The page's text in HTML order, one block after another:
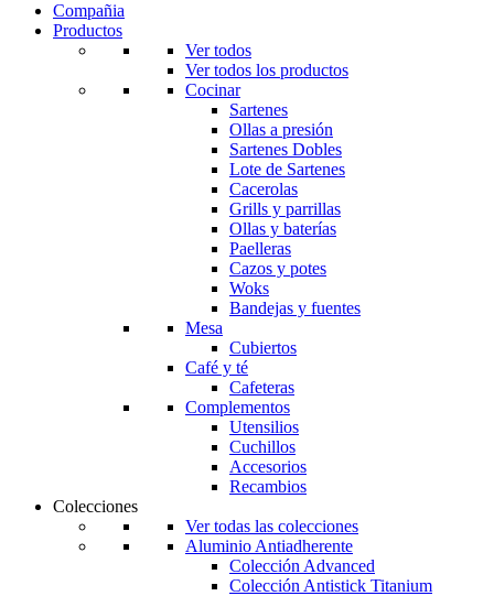
Compañia
Productos
Ver todos
Ver todos los productos
Cocinar
Sartenes
Ollas a presión
Sartenes Dobles
Lote de Sartenes
Cacerolas
Grills y parrillas
Ollas y baterías
Paelleras
Cazos y potes
Woks
Bandejas y fuentes
Mesa
Cubiertos
Café y té
Cafeteras
Complementos
Utensilios
Cuchillos
Accesorios
Recambios
Colecciones
Ver todas las colecciones
Aluminio Antiadherente
Colección Advanced
Colección Antistick Titanium